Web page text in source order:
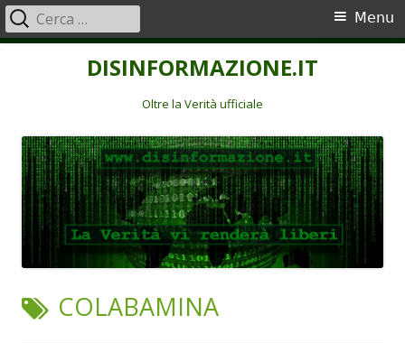
DISINFORMAZIONE.IT
Oltre la Verità ufficiale
Menu
principale
Menu
Ricerca
per:
TAG:
COLABAMINA